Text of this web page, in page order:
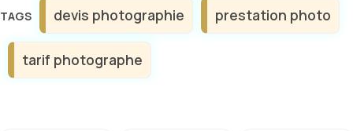
Étiquettes
devis photographie prestation photo
tarif photographe